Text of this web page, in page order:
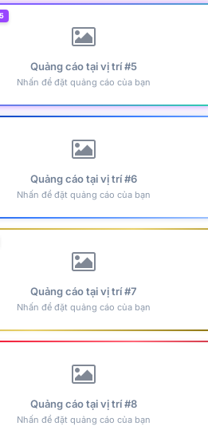
Quảng cáo tại vị trí #5
Nhấn để đặt quảng cáo của bạn
Quảng cáo tại vị trí #6
Nhấn để đặt quảng cáo của bạn
Quảng cáo tại vị trí #7
Nhấn để đặt quảng cáo của bạn
Quảng cáo tại vị trí #8
Nhấn để đặt quảng cáo của bạn